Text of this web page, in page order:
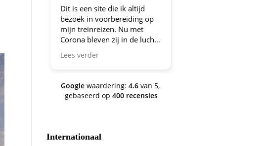
Dit is een site die ik altijd
bezoek in voorbereiding op
mijn treinreizen. Nu met
Corona bleven zij in de lucht.
Bravo en ga zo door! En nu
zijn we een aantal jaren
site om je te oriënteren op
Altijd fijne en betrouwbare
aanbiedingen!
Google waardering: 4.6 van 5,
gebaseerd op400 recensies
Internationaal